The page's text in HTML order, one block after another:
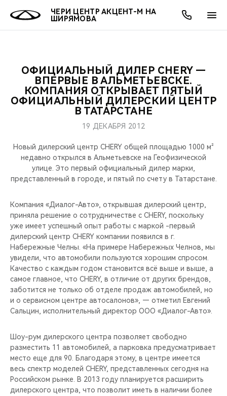
ЧЕРИ ЦЕНТР АКЦЕНТ-М НА
ШИРЯМОВА
МОДЕЛИ
ВСЕ МОДЕЛИ
СЕДАНЫ
ПОКУПАТЕЛЯМ
ВЫБОР И ПОКУПКА
КРЕДИТ И СТРАХОВАНИЕ
ВЛАДЕЛЬЦАМ
СЕРВИС
ЗАПЧАСТИ И АКСЕССУАРЫ
ПОДДЕРЖКА
CHERY CONNECT
МИР CHERY
АКСЕССУАРЫ
CHERY В СОЦСЕТЯХ
ЛЮДИ CHERY
БЛАГОТВОРИТЕЛЬНОСТЬ
CHERY REMOTE
НАШИ МЕРОПРИЯТИЯ
ВИДЕООБЗОРЫ
АКЦИИ
ВЫГОДЫ И АКЦИИ
ОНЛАЙН СЕРВИСЫ
ВЫБОР И ПОКУПКА
О КОМПАНИИ
О НАС
ОФИЦИАЛЬНЫЙ ДИЛЕР CHERY —
ВПЕРВЫЕ В АЛЬМЕТЬЕВСКЕ.
КОМПАНИЯ ОТКРЫВАЕТ ПЯТЫЙ
ОФИЦИАЛЬНЫЙ ДИЛЕРСКИЙ ЦЕНТР
В ТАТАРСТАНЕ
19 ДЕКАБРЯ 2012
Новый дилерский центр CHERY общей площадью 1000 м²
недавно открылся в Альметьевске на Геофизической
улице. Это первый официальный дилер марки,
представленный в городе, и пятый по счету в Татарстане.
Компания «Диалог-Авто», открывшая дилерский центр,
приняла решение о сотрудничестве с CHERY, поскольку
уже имеет успешный опыт работы с маркой -первый
дилерский центр CHERY компании появился в г.
Набережные Челны. «На примере Набережных Челнов, мы
увидели, что автомобили пользуются хорошим спросом.
Качество с каждым годом становится всё выше и выше, а
самое главное, что CHERY, в отличие от других брендов,
заботится не только об отделе продаж автомобилей, но
и о сервисном центре автосалонов», — отметил Евгений
Сальцин, исполнительный директор ООО «Диалог-Авто».
Шоу-рум дилерского центра позволяет свободно
разместить 11 автомобилей, а парковка предусматривает
место еще для 90. Благодаря этому, в центре имеется
весь спектр моделей CHERY, представленных сегодня на
Российском рынке. В 2013 году планируется расширить
дилерского центра, что позволит иметь в наличии более